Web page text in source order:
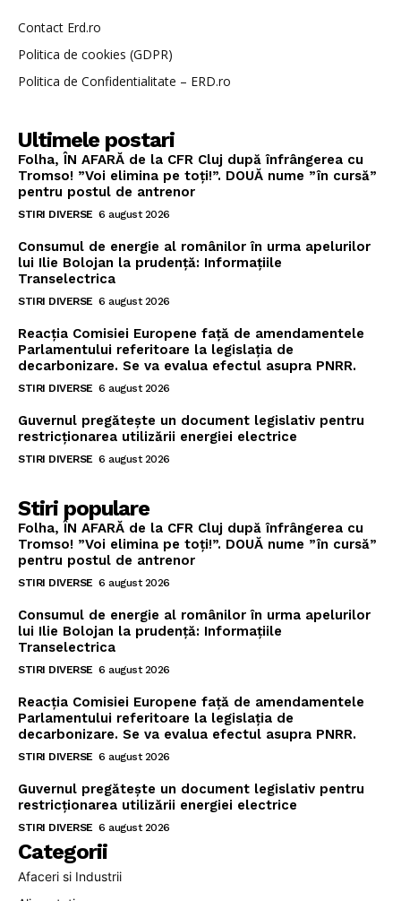
Contact Erd.ro
Politica de cookies (GDPR)
Politica de Confidentialitate – ERD.ro
Ultimele postari
Folha, ÎN AFARĂ de la CFR Cluj după înfrângerea cu
Tromso! ”Voi elimina pe toți!”. DOUĂ nume ”în cursă”
pentru postul de antrenor
STIRI DIVERSE 6 august 2026
Consumul de energie al românilor în urma apelurilor
lui Ilie Bolojan la prudență: Informațiile
Transelectrica
STIRI DIVERSE 6 august 2026
Reacția Comisiei Europene față de amendamentele
Parlamentului referitoare la legislația de
decarbonizare. Se va evalua efectul asupra PNRR.
STIRI DIVERSE 6 august 2026
Guvernul pregătește un document legislativ pentru
restricționarea utilizării energiei electrice
STIRI DIVERSE 6 august 2026
Stiri populare
Folha, ÎN AFARĂ de la CFR Cluj după înfrângerea cu
Tromso! ”Voi elimina pe toți!”. DOUĂ nume ”în cursă”
pentru postul de antrenor
STIRI DIVERSE 6 august 2026
Consumul de energie al românilor în urma apelurilor
lui Ilie Bolojan la prudență: Informațiile
Transelectrica
STIRI DIVERSE 6 august 2026
Reacția Comisiei Europene față de amendamentele
Parlamentului referitoare la legislația de
decarbonizare. Se va evalua efectul asupra PNRR.
STIRI DIVERSE 6 august 2026
Guvernul pregătește un document legislativ pentru
restricționarea utilizării energiei electrice
STIRI DIVERSE 6 august 2026
Categorii
Afaceri si Industrii